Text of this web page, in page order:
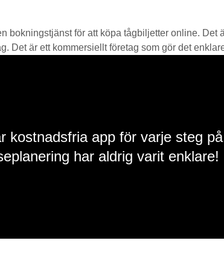
bokningstjänst för att köpa tågbiljetter online.
Det är ett kommersiellt företag som gör det
kostnadsfria app för varje steg
har aldrig varit enklare!